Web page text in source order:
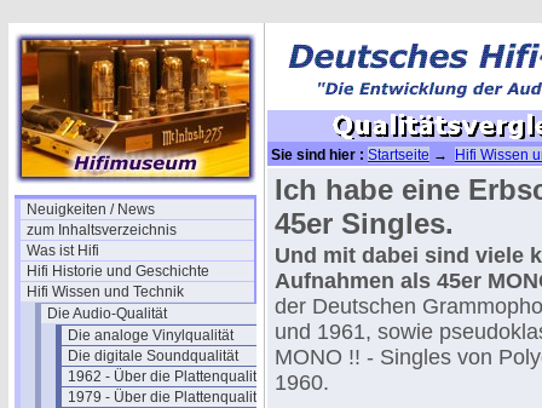
Neuigkeiten / News
zum Inhaltsverzeichnis
Was ist Hifi
Hifi Historie und Geschichte
Hifi Wissen und Technik
Die Audio-Qualität
Die analoge Vinylqualität
Die digitale Soundqualität
1962 - Über die Plattenqualität
1979 - Über die Plattenqualität
Sie sind hier : Startseite → Hifi Wissen
Ich habe eine
45er Singles.
Und mit dabei sind viele
Aufnahmen als 45er
der Deutschen
und 1961, sowie
MONO !! - Singles von
1960.